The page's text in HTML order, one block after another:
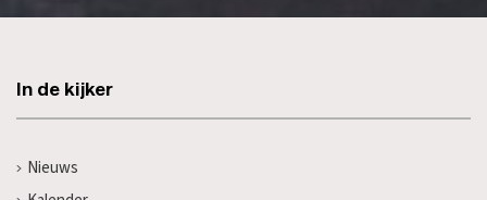
In de kijker
Nieuws